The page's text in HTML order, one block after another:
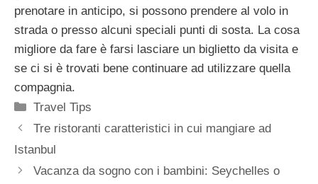
prenotare in anticipo, si possono prendere al volo in
strada o presso alcuni speciali punti di sosta. La cosa
migliore da fare è farsi lasciare un biglietto da visita e
se ci si è trovati bene continuare ad utilizzare quella
compagnia.
Categorie
Travel Tips
Tre ristoranti caratteristici in cui mangiare ad
Istanbul
Vacanza da sogno con i bambini: Seychelles o